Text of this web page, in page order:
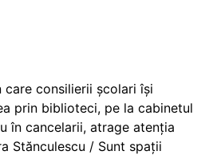
care consilierii școlari își
prin biblioteci, pe la cabinetul
în cancelarii, atrage atenția
Stănculescu / Sunt spații